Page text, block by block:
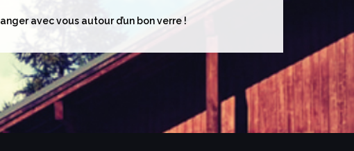
avec vous autour d’un bon verre !